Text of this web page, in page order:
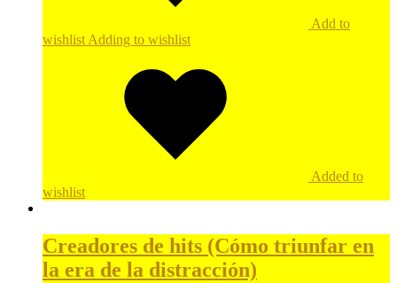
Add to
wishlist Adding to wishlist
Added to
wishlist
Creadores de hits (Cómo triunfar en
la era de la distracción)